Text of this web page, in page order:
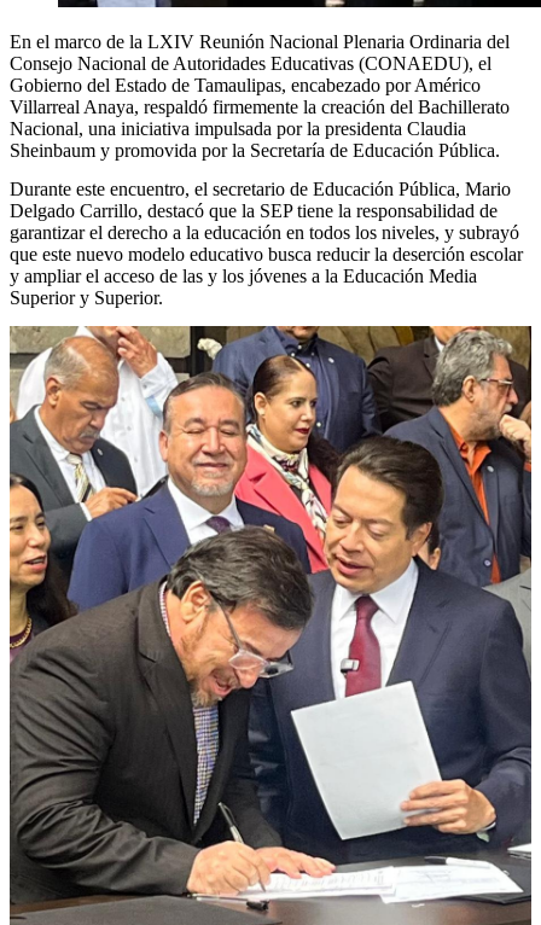
En el marco de la LXIV Reunión Nacional Plenaria Ordinaria del
Consejo Nacional de Autoridades Educativas (CONAEDU), el
Gobierno del Estado de Tamaulipas, encabezado por Américo
Villarreal Anaya, respaldó firmemente la creación del Bachillerato
Nacional, una iniciativa impulsada por la presidenta Claudia
Sheinbaum y promovida por la Secretaría de Educación Pública.
Durante este encuentro, el secretario de Educación Pública, Mario
Delgado Carrillo, destacó que la SEP tiene la responsabilidad de
garantizar el derecho a la educación en todos los niveles, y subrayó
que este nuevo modelo educativo busca reducir la deserción escolar
y ampliar el acceso de las y los jóvenes a la Educación Media
Superior y Superior.